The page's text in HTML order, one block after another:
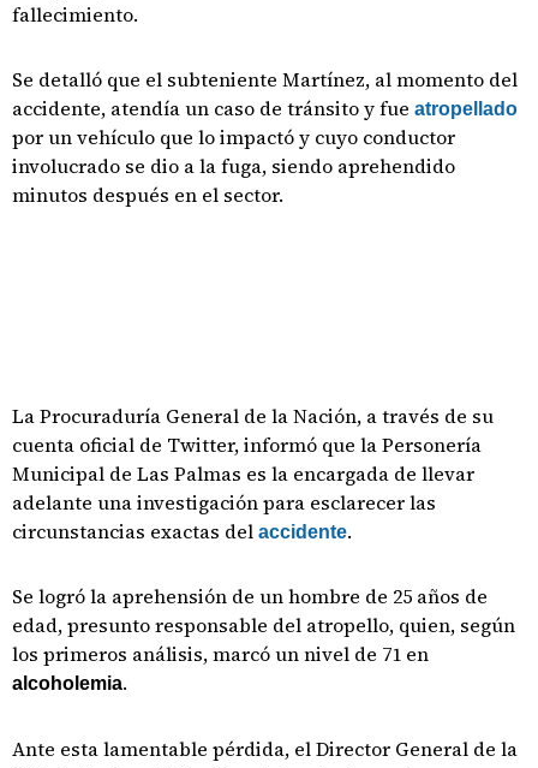
fallecimiento.
Se detalló que el subteniente Martínez, al momento del
accidente, atendía un caso de tránsito y fue atropellado
por un vehículo que lo impactó y cuyo conductor
involucrado se dio a la fuga, siendo aprehendido
minutos después en el sector.
La Procuraduría General de la Nación, a través de su
cuenta oficial de Twitter, informó que la Personería
Municipal de Las Palmas es la encargada de llevar
adelante una investigación para esclarecer las
circunstancias exactas del accidente.
Se logró la aprehensión de un hombre de 25 años de
edad, presunto responsable del atropello, quien, según
los primeros análisis, marcó un nivel de 71 en
alcoholemia.
Ante esta lamentable pérdida, el Director General de la